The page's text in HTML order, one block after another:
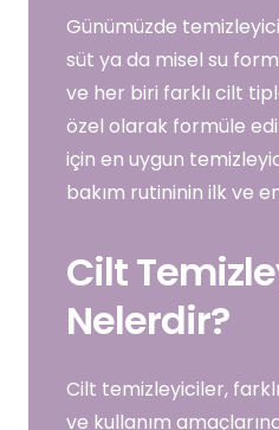
Günümüzde
süt ya da misel su
ve her biri farklı cilt
özel olarak formüle
için en uygun
bakım rutininin ilk ve
Cilt
Nelerdir?
Cilt temizleyiciler,
ve kullanım